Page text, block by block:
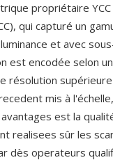
propriétaire
qui capturé un
et avec
est encodée selon
résolution
mis à
est la
realisees sûr les
dès operateurs